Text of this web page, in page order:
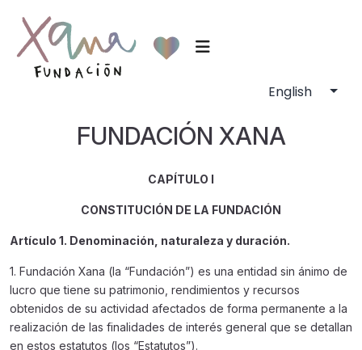
FUNDACIÓN XANA
CAPÍTULO I
CONSTITUCIÓN DE LA FUNDACIÓN
Artículo 1. Denominación, naturaleza y duración.
1. Fundación Xana (la “Fundación”) es una entidad sin ánimo de
lucro que tiene su patrimonio, rendimientos y recursos
obtenidos de su actividad afectados de forma permanente a la
realización de las finalidades de interés general que se detallan
en estos estatutos (los “Estatutos”).